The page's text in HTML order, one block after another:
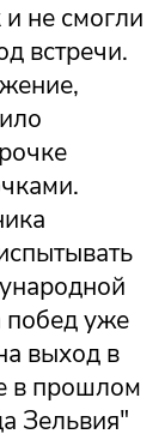
и не смогли
встречи.
побед уже
выход в
в прошлом
Зельвия"